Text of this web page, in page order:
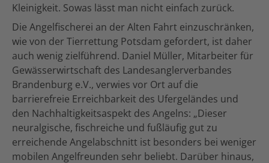
Kleinigkeit. Sowas lässt man nicht einfach zurück.
Die Angelfischerei an der Alten Fahrt einzuschränken,
wie von der Tierrettung Potsdam gefordert, ist daher
auch wenig zielführend. Daniel Müller, Mitarbeiter für
Gewässerwirtschaft des Landesanglerverbandes
Brandenburg e.V., verwies vor Ort auf die
barrierefreie Erreichbarkeit des Ufergeländes und
den Nachhaltigkeitsaspekt des Angelns: „Dieser
neuralgische, fischreiche und fußläufig gut zu
erreichende Angelabschnitt ist besonders bei weniger
mobilen Angelfreunden sehr beliebt. Darüber hinaus,